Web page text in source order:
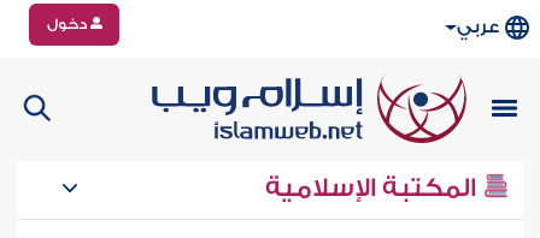
عربي دخول
المكتبة الإسلامية